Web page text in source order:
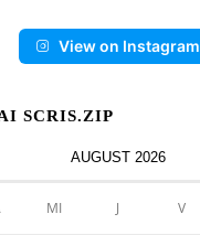
View on Instagram
SCRIS.ZIP
AUGUST 2026
MI J V